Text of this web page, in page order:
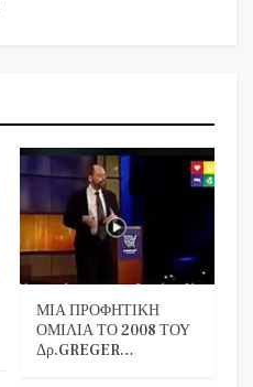
ΜΙΑ ΠΡΟΦΗΤΙΚΗ
ΟΜΙΛΙΑ ΤΟ 2008 ΤΟΥ
Δρ.GREGER…